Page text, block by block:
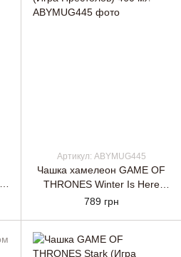
Артикул: ABYMUG445
Чашка хамелеон GAME OF
THRONES Winter Is Here
(Игра Престолов) 460 мл
789 грн